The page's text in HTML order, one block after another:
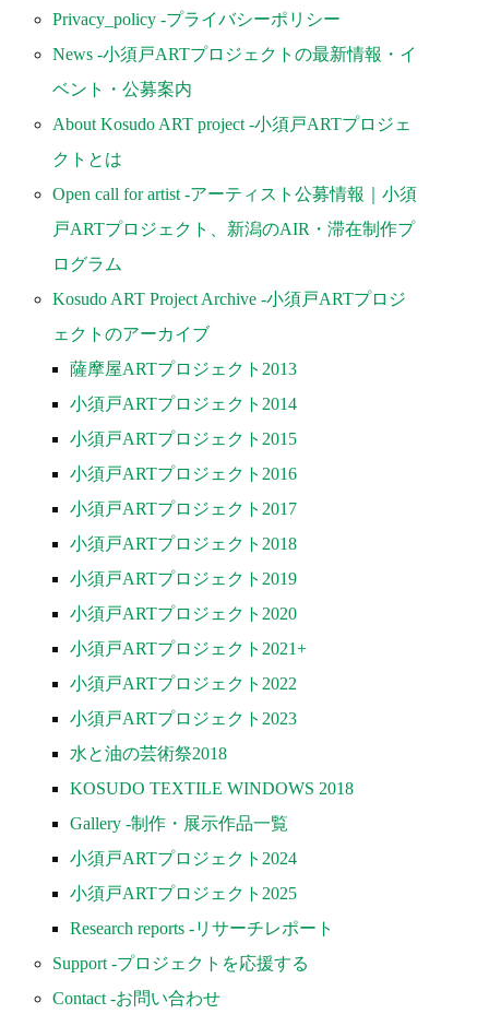
Privacy_policy -プライバシーポリシー
News -小須戸ARTプロジェクトの最新情報・イ
ベント・公募案内
About Kosudo ART project -小須戸ARTプロジェ
クトとは
Open call for artist -アーティスト公募情報｜小須
戸ARTプロジェクト、新潟のAIR・滞在制作プ
ログラム
Kosudo ART Project Archive -小須戸ARTプロジ
ェクトのアーカイブ
薩摩屋ARTプロジェクト2013
小須戸ARTプロジェクト2014
小須戸ARTプロジェクト2015
小須戸ARTプロジェクト2016
小須戸ARTプロジェクト2017
小須戸ARTプロジェクト2018
小須戸ARTプロジェクト2019
小須戸ARTプロジェクト2020
小須戸ARTプロジェクト2021+
小須戸ARTプロジェクト2022
小須戸ARTプロジェクト2023
水と油の芸術祭2018
KOSUDO TEXTILE WINDOWS 2018
Gallery -制作・展示作品一覧
小須戸ARTプロジェクト2024
小須戸ARTプロジェクト2025
Research reports -リサーチレポート
Support -プロジェクトを応援する
Contact -お問い合わせ